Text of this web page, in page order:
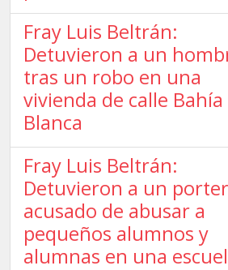
Fray Luis Beltrán:
Detuvieron a un
tras un robo en una
vivienda de calle Bahía
Blanca
Fray Luis Beltrán:
Detuvieron a un
acusado de abusar a
pequeños alumnos y
alumnas en una